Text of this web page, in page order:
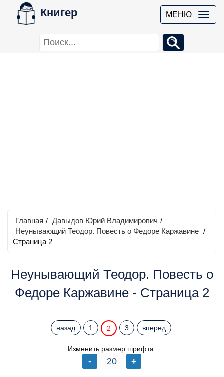
Книгер МЕНЮ
Главная / Давыдов Юрий Владимирович /
Неунывающий Теодор. Повесть о Федоре Каржавине /
Страница 2
Неунывающий Теодор. Повесть о
Федоре Каржавине - Страница 2
назад 1 2 3 вперед
Изменить размер шрифта: